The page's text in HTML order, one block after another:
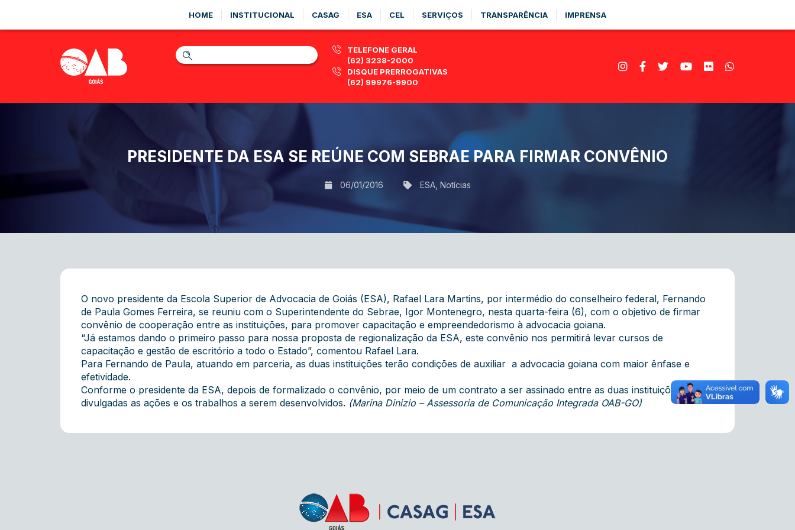
HOME INSTITUCIONAL CASAG ESA CEL SERVIÇOS TRANSPARÊNCIA IMPRENSA
TELEFONE GERAL
(62) 3238-2000
DISQUE PRERROGATIVAS
(62) 99976-9900
PRESIDENTE DA ESA SE REÚNE COM SEBRAE PARA FIRMAR CONVÊNIO
06/01/2016 ESA, Notícias
O novo presidente da Escola Superior de Advocacia de Goiás (ESA), Rafael Lara Martins, por intermédio do conselheiro federal, Fernando
de Paula Gomes Ferreira, se reuniu com o Superintendente do Sebrae, Igor Montenegro, nesta quarta-feira (6), com o objetivo de firmar
convênio de cooperação entre as instituições, para promover capacitação e empreendedorismo à advocacia goiana.
“Já estamos dando o primeiro passo para nossa proposta de regionalização da ESA, este convênio nos permitirá levar cursos de
capacitação e gestão de escritório a todo o Estado”, comentou Rafael Lara.
Para Fernando de Paula, atuando em parceria, as duas instituições terão condições de auxiliar a advocacia goiana com maior ênfase e
efetividade.
Conforme o presidente da ESA, depois de formalizado o convênio, por meio de um contrato a ser assinado entre as duas instituições, serão
divulgadas as ações e os trabalhos a serem desenvolvidos. (Marina Dinizio – Assessoria de Comunicação Integrada OAB-GO)